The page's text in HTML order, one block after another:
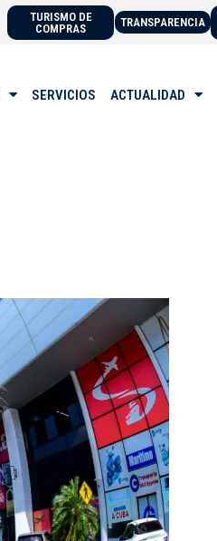
TURISMO DE
COMPRAS
TRANSPARENCIA
SERVICIOS ACTUALIDAD